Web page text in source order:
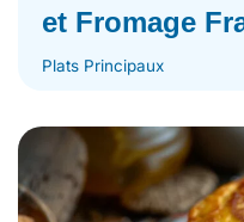
et Fromage
Plats Principaux